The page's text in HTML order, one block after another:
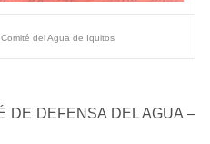
del Agua de Iquitos
DE DEFENSA DEL AGUA –